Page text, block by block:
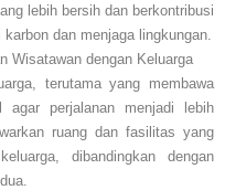
lebih bersih dan berkontribusi
dan menjaga lingkungan.
Wisatawan dengan Keluarga
terutama yang membawa
perjalanan menjadi lebih
ruang dan fasilitas yang
dibandingkan dengan